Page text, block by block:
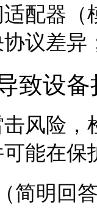
配器
议差异
致设备
风险
能在保
简明回